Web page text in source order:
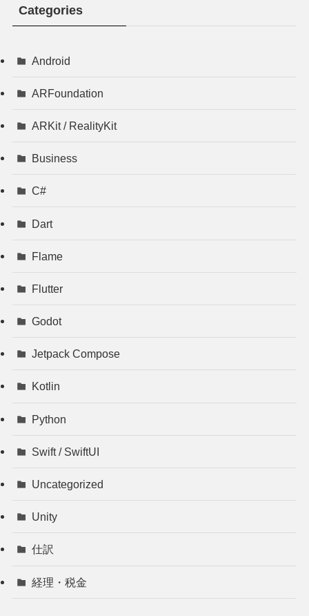
Categories
Android
ARFoundation
ARKit / RealityKit
Business
C#
Dart
Flame
Flutter
Godot
Jetpack Compose
Kotlin
Python
Swift / SwiftUI
Uncategorized
Unity
仕訳
経理・税金